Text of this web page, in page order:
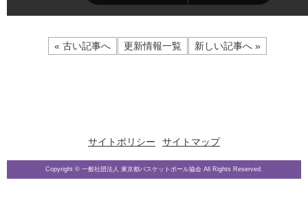
« 古い記事へ 更新情報一覧 新しい記事へ »
サイトポリシー サイトマップ
Copyright © 一般社団法人 東京都バスケットボール協会 All Rights Reserved.